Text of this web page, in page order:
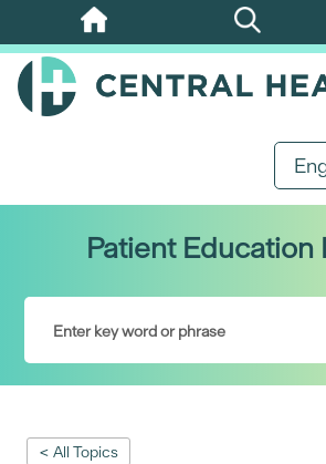
Skip
to
main
Patient Education
< All Topics